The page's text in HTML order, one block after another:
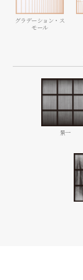
グラデーション・ ス
モール
景一